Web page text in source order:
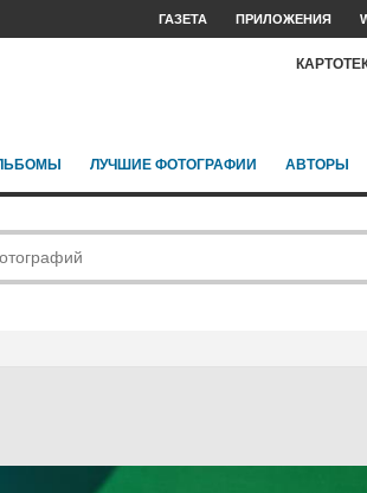
ГАЗЕТА ПРИЛОЖЕНИЯ
ЛУЧШИЕ ФОТОГРАФИИ АВТОРЫ